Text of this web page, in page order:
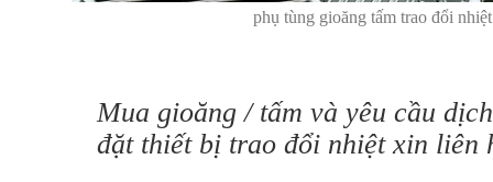
phụ tùng gioăng tấm trao đổi
Mua gioăng / tấm và yêu cầu
đặt thiết bị trao đổi nhiệt xin liên